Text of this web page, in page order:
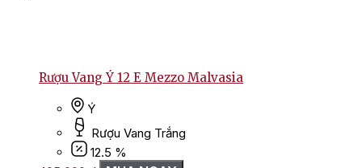
Rượu Vang Ý 12 E Mezzo Malvasia
Ý
Rượu Vang Trắng
12.5 %